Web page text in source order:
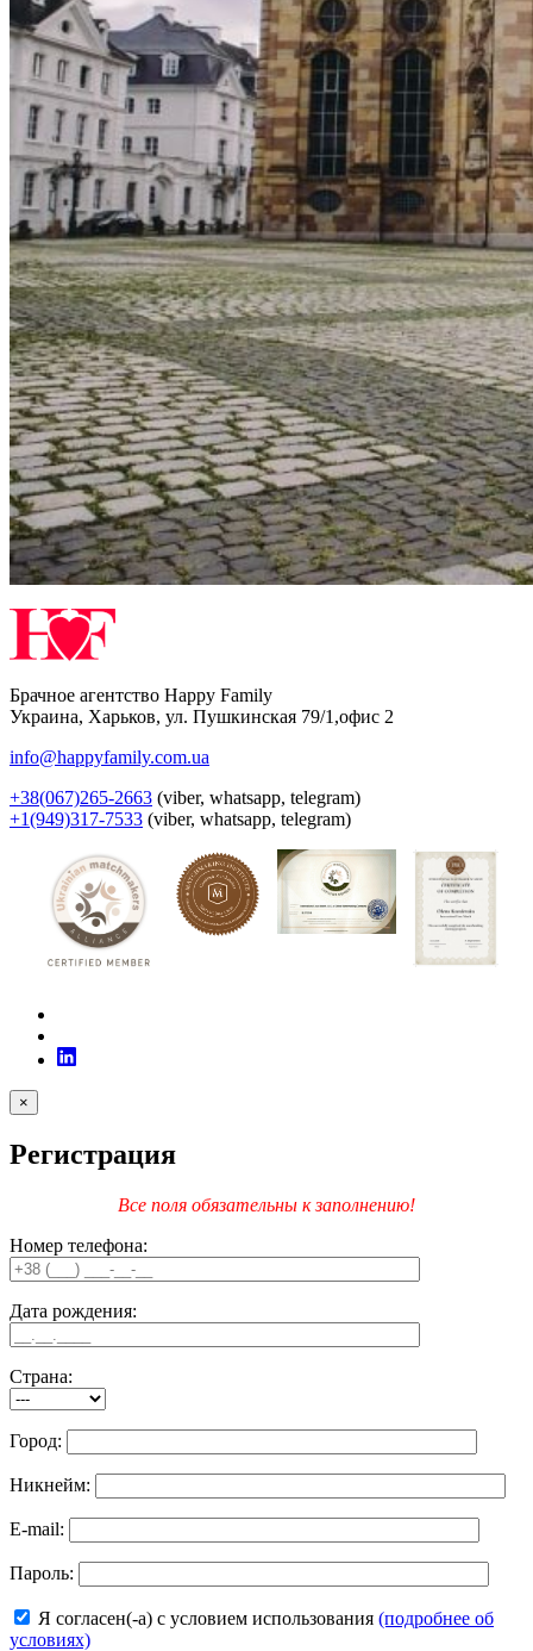
Брачное агентство Happy Family
Украина, Харьков, ул. Пушкинская 79/1,офис 2
info@happyfamily.com.ua
+38(067)265-2663 (viber, whatsapp, telegram)
+1(949)317-7533 (viber, whatsapp, telegram)
×
Регистрация
Все поля обязательны к заполнению!
Номер телефона:
Дата рождения:
Страна:
Город:
Никнейм:
E-mail:
Пароль:
Я согласен(-а) с условием использования (подробнее об
условиях)